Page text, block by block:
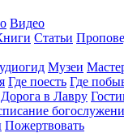
Видео
Статьи
Музеи
Где поесть Где
Дорога в Лавру
Пожертвовать